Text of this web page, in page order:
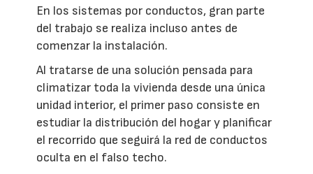
En los sistemas por conductos, gran parte
del trabajo se realiza incluso antes de
comenzar la instalación.
Al tratarse de una solución pensada para
climatizar toda la vivienda desde una única
unidad interior, el primer paso consiste en
estudiar la distribución del hogar y planificar
el recorrido que seguirá la red de conductos
oculta en el falso techo.